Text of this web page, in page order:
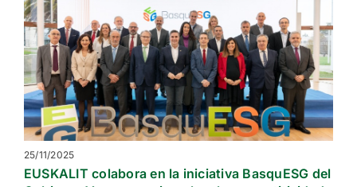
25/11/2025
EUSKALIT colabora en la iniciativa BasquESG del